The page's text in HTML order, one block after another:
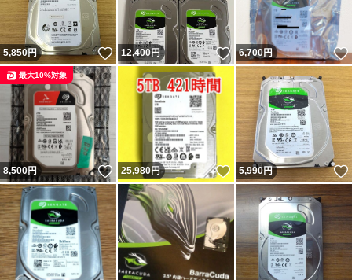
5,850円 いいね！
12,400円 いいね！
6,700円
8,500円 いいね！
最大10%対象
25,980円 いいね！
5,990円